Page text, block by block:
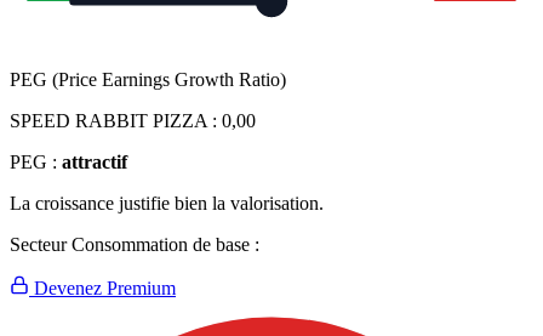
PEG (Price Earnings Growth Ratio)
SPEED RABBIT PIZZA : 0,00
PEG : attractif
La croissance justifie bien la valorisation.
Secteur Consommation de base :
Devenez Premium